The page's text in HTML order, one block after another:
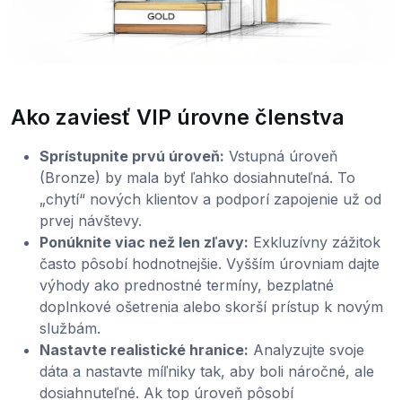
Ako zaviesť VIP úrovne členstva
Sprístupnite prvú úroveň: Vstupná úroveň
(Bronze) by mala byť ľahko dosiahnuteľná. To
„chytí“ nových klientov a podporí zapojenie už od
prvej návštevy.
Ponúknite viac než len zľavy: Exkluzívny zážitok
často pôsobí hodnotnejšie. Vyšším úrovniam dajte
výhody ako prednostné termíny, bezplatné
doplnkové ošetrenia alebo skorší prístup k novým
službám.
Nastavte realistické hranice: Analyzujte svoje
dáta a nastavte míľniky tak, aby boli náročné, ale
dosiahnuteľné. Ak top úroveň pôsobí